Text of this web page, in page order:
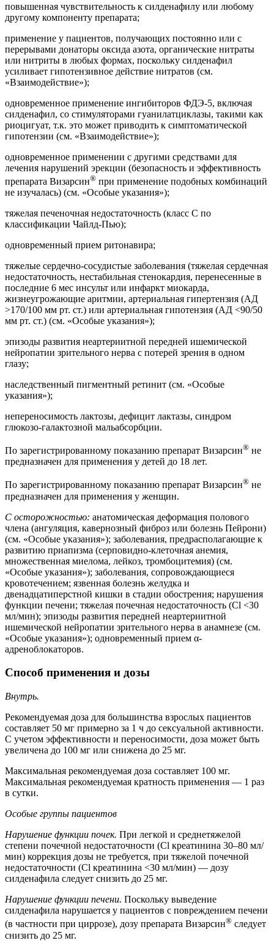
повышенная чувствительность к силденафилу или любому
другому компоненту препарата;
применение у пациентов, получающих постоянно или с
перерывами донаторы оксида азота, органические нитраты
или нитриты в любых формах, поскольку силденафил
усиливает гипотензивное действие нитратов (см.
«Взаимодействие»);
одновременное применение ингибиторов ФДЭ-5, включая
силденафил, со стимуляторами гуанилатциклазы, такими как
риоцигуат, т.к. это может приводить к симптоматической
гипотензии (см. «Взаимодействие»);
одновременное применении с другими средствами для
лечения нарушений эрекции (безопасность и эффективность
препарата Визарсин® при применение подобных комбинаций
не изучалась) (см. «Особые указания»);
тяжелая печеночная недостаточность (класс С по
классификации Чайлд-Пью);
одновременный прием ритонавира;
тяжелые сердечно-сосудистые заболевания (тяжелая сердечная
недостаточность, нестабильная стенокардия, перенесенные в
последние 6 мес инсульт или инфаркт миокарда,
жизнеугрожающие аритмии, артериальная гипертензия (АД
>170/100 мм рт. ст.) или артериальная гипотензия (АД <90/50
мм рт. ст.) (см. «Особые указания»);
эпизоды развития неартериитной передней ишемической
нейропатии зрительного нерва с потерей зрения в одном
глазу;
наследственный пигментный ретинит (см. «Особые
указания»);
непереносимость лактозы, дефицит лактазы, синдром
глюкозо-галактозной мальабсорбции.
По зарегистрированному показанию препарат Визарсин® не
предназначен для применения у детей до 18 лет.
По зарегистрированному показанию препарат Визарсин® не
предназначен для применения у женщин.
С осторожностью: анатомическая деформация полового
члена (ангуляция, кавернозный фиброз или болезнь Пейрони)
(см. «Особые указания»); заболевания, предрасполагающие к
развитию приапизма (серповидно-клеточная анемия,
множественная миелома, лейкоз, тромбоцитемия) (см.
«Особые указания»); заболевания, сопровождающиеся
кровотечением; язвенная болезнь желудка и
двенадцатиперстной кишки в стадии обострения; нарушения
функции печени; тяжелая почечная недостаточность (Cl <30
мл/мин); эпизоды развития передней неартериитной
ишемической нейропатии зрительного нерва в анамнезе (см.
«Особые указания»); одновременный прием α-
адреноблокаторов.
Способ применения и дозы
Внутрь.
Рекомендуемая доза для большинства взрослых пациентов
составляет 50 мг примерно за 1 ч до сексуальной активности.
С учетом эффективности и переносимости, доза может быть
увеличена до 100 мг или снижена до 25 мг.
Максимальная рекомендуемая доза составляет 100 мг.
Максимальная рекомендуемая кратность применения — 1 раз
в сутки.
Особые группы пациентов
Нарушение функции почек. При легкой и среднетяжелой
степени почечной недостаточности (Cl креатинина 30–80 мл/
мин) коррекция дозы не требуется, при тяжелой почечной
недостаточности (Cl креатинина <30 мл/мин) — дозу
силденафила следует снизить до 25 мг.
Нарушение функции печени. Поскольку выведение
силденафила нарушается у пациентов с повреждением печени
(в частности при циррозе), дозу препарата Визарсин® следует
снизить до 25 мг.